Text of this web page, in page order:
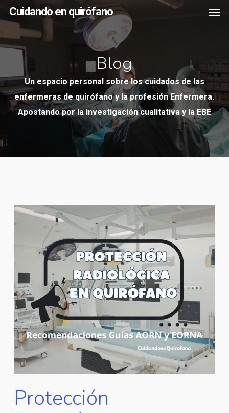
Skip
to
main
content
Cuidando en quirófano
Blog
Un espacio personal sobre los cuidados de las
enfermeras de quirófano y la profesión Enfermera.
Apostando por la investigación cualitativa y la EBE
Protección